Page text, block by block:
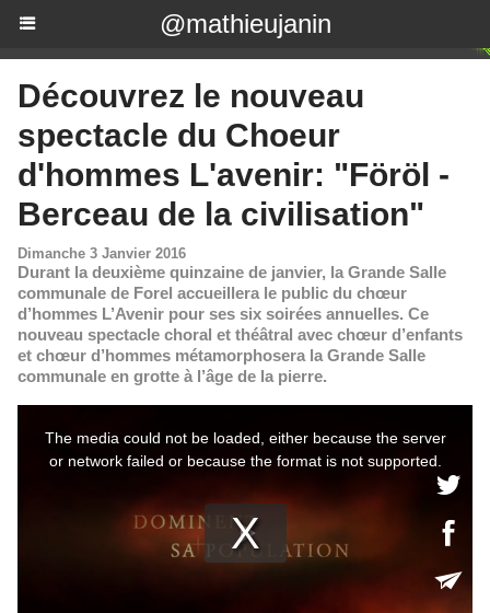
@mathieujanin
Découvrez le nouveau
spectacle du Choeur
d'hommes L'avenir: "Föröl -
Berceau de la civilisation"
Dimanche 3 Janvier 2016
Durant la deuxième quinzaine de janvier, la Grande Salle
communale de Forel accueillera le public du chœur
d’hommes L’Avenir pour ses six soirées annuelles. Ce
nouveau spectacle choral et théâtral avec chœur d’enfants
et chœur d’hommes métamorphosera la Grande Salle
communale en grotte à l’âge de la pierre.